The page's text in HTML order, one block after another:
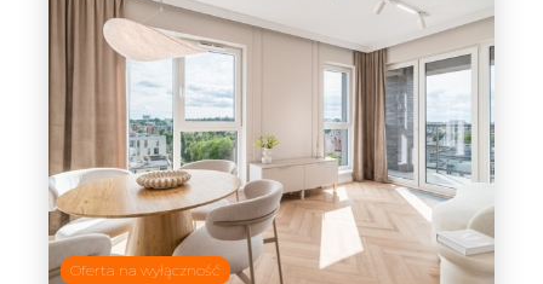
Oferta na wyłączność